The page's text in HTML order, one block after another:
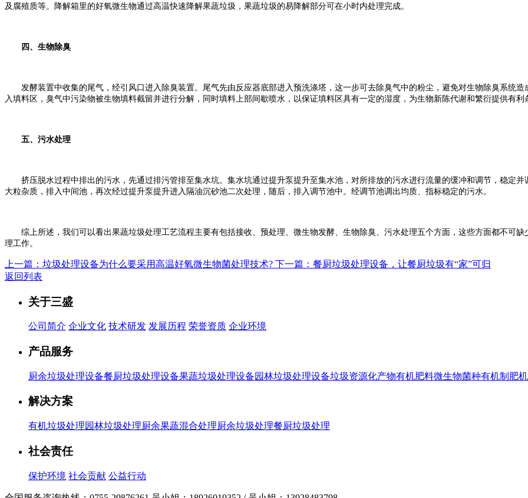
及腐殖质等。降解箱里的好氧微生物通过高温快速降解果蔬垃圾，果蔬垃圾的易降解部分可在小时内处理完成。
四、生物除臭
发酵装置中收集的尾气，经引风口进入除臭装置。尾气先由反应器底部进入预洗涤塔，这一步可去除臭气中的粉尘，避免对生物除臭系统
入填料区，臭气中污染物被生物填料截留并进行分解，同时填料上部间歇喷水，以保证填料区具有一定的湿度，为生物新陈代谢和繁衍提供有利
五、污水处理
挤压脱水过程中排出的污水，先通过排污管排至集水坑。集水坑通过提升泵提升至集水池，对所排放的污水进行流量的缓冲和调节，稳定并
大粒杂质，排入中间池，再次经过提升泵提升进入隔油沉砂池二次处理，随后，排入调节池中。经调节池调出均质、指标稳定的污水。
综上所述，我们可以看出果蔬垃圾处理工艺流程主要有包括接收、预处理、微生物发酵、生物除臭、污水处理五个方面，这些方面都不可缺
理工作。
上一篇：垃圾处理设备为什么要采用高温好氧微生物菌处理技术? 下一篇：餐厨垃圾处理设备，让餐厨垃圾有“家”可归
返回列表
关于三盛
公司简介 企业文化 技术研发 发展历程 荣誉资质 企业环境
产品服务
厨余垃圾处理设备餐厨垃圾处理设备果蔬垃圾处理设备园林垃圾处理设备垃圾资源化产物有机肥料微生物菌种有机制肥机
解决方案
有机垃圾处理园林垃圾处理厨余果蔬混合处理厨余垃圾处理餐厨垃圾处理
社会责任
保护环境 社会贡献 公益行动